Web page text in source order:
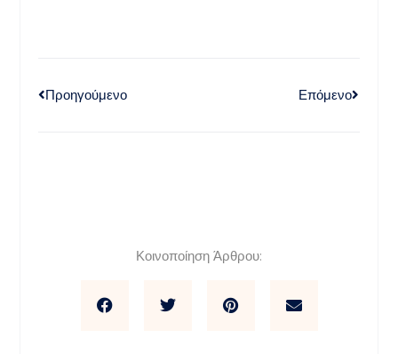
Προηγούμενο Επόμενο
Κοινοποίηση Άρθρου: